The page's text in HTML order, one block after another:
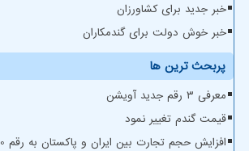
خبر جدید برای کشاورزان
خبر خوش دولت برای گندمکاران
پربحث ترین ها
معرفی ۳ رقم جدید آویشن
قیمت گندم تغییر نمود
افزایش حجم تجارت بین ایران و پاکستان به رقم 10 میلیارد دلار